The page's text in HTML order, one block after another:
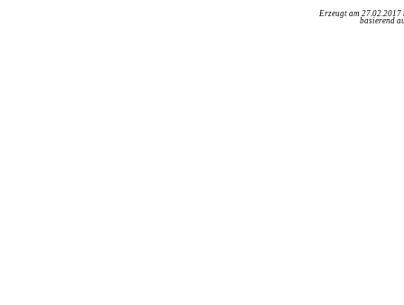
Erzeugt am
basierend